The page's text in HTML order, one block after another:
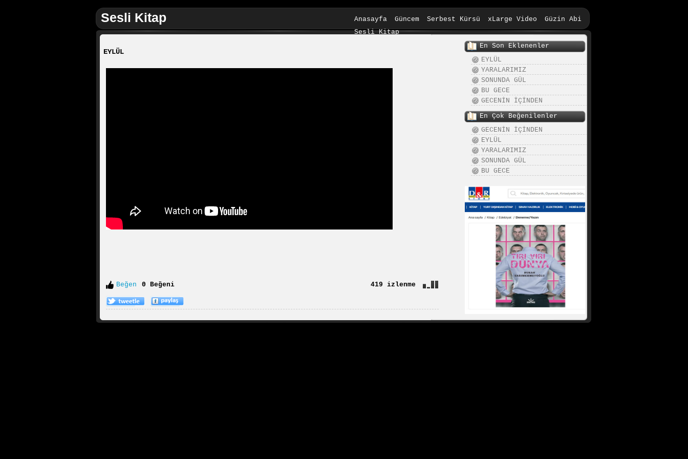
Sesli Kitap Anasayfa Güncem Serbest Kürsü xLarge Video
Güzin Abi
Sesli Kitap
EYLÜL
Beğen 0 Beğeni 419 izlenme
En Son Eklenenler
EYLÜL
YARALARIMIZ
SONUNDA GÜL
BU GECE
GECENİN İÇİNDEN
En Çok Beğenilenler
GECENİN İÇİNDEN
EYLÜL
YARALARIMIZ
SONUNDA GÜL
BU GECE